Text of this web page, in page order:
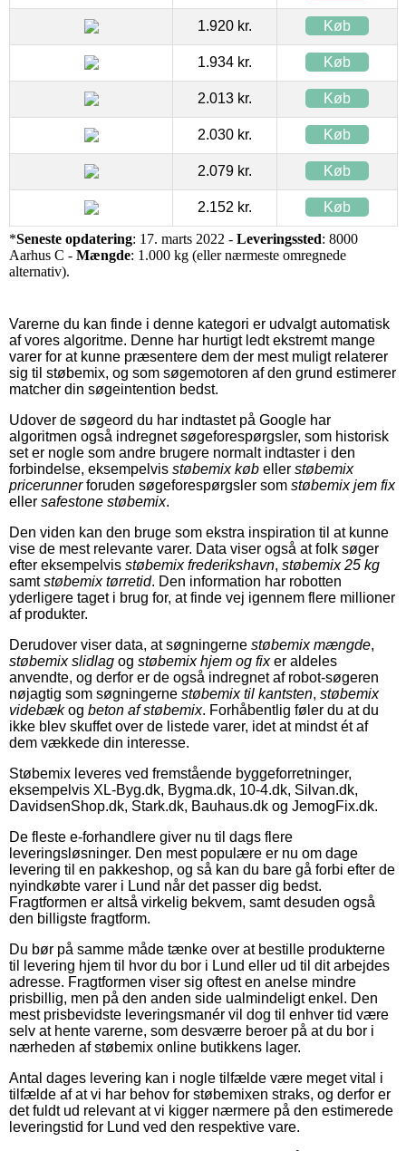
1.920 kr. Køb
1.934 kr. Køb
2.013 kr. Køb
2.030 kr. Køb
2.079 kr. Køb
2.152 kr. Køb
*Seneste opdatering: 17. marts 2022 - Leveringssted: 8000
Aarhus C - Mængde: 1.000 kg (eller nærmeste omregnede
alternativ).
Varerne du kan finde i denne kategori er udvalgt automatisk
af vores algoritme. Denne har hurtigt ledt ekstremt mange
varer for at kunne præsentere dem der mest muligt relaterer
sig til støbemix, og som søgemotoren af den grund estimerer
matcher din søgeintention bedst.
Udover de søgeord du har indtastet på Google har
algoritmen også indregnet søgeforespørgsler, som historisk
set er nogle som andre brugere normalt indtaster i den
forbindelse, eksempelvis støbemix køb eller støbemix
pricerunnerforuden søgeforespørgsler som støbemix jem fix
eller safestone støbemix.
Den viden kan den bruge som ekstra inspiration til at kunne
vise de mest relevante varer. Data viser også at folk søger
efter eksempelvis støbemix frederikshavn, støbemix 25 kg
samtstøbemix tørretid. Den information har robotten
yderligere taget i brug for, at finde vej igennem flere millioner
af produkter.
Derudover viser data, at søgningerne støbemix mængde,
støbemix slidlag og støbemix hjem og fixer aldeles
anvendte, og derfor er de også indregnet af robot-søgeren
nøjagtig som søgningerne støbemix til kantsten, støbemix
videbækog beton af støbemix. Forhåbentlig føler du at du
ikke blev skuffet over de listede varer, idet at mindst ét af
dem vækkede din interesse.
Støbemix leveres ved fremstående byggeforretninger,
eksempelvis XL-Byg.dk, Bygma.dk, 10-4.dk, Silvan.dk,
DavidsenShop.dk, Stark.dk, Bauhaus.dk og JemogFix.dk.
De fleste e-forhandlere giver nu til dags flere
leveringsløsninger. Den mest populære er nu om dage
levering til en pakkeshop, og så kan du bare gå forbi efter de
nyindkøbte varer i Lund når det passer dig bedst.
Fragtformen er altså virkelig bekvem, samt desuden også
den billigste fragtform.
Du bør på samme måde tænke over at bestille produkterne
til levering hjem til hvor du bor i Lund eller ud til dit arbejdes
adresse. Fragtformen viser sig oftest en anelse mindre
prisbillig, men på den anden side ualmindeligt enkel. Den
mest prisbevidste leveringsmanér vil dog til enhver tid være
selv at hente varerne, som desværre beroer på at du bor i
nærheden af støbemix online butikkens lager.
Antal dages levering kan i nogle tilfælde være meget vital i
tilfælde af at vi har behov for støbemixen straks, og derfor er
det fuldt ud relevant at vi kigger nærmere på den estimerede
leveringstid for Lund ved den respektive vare.